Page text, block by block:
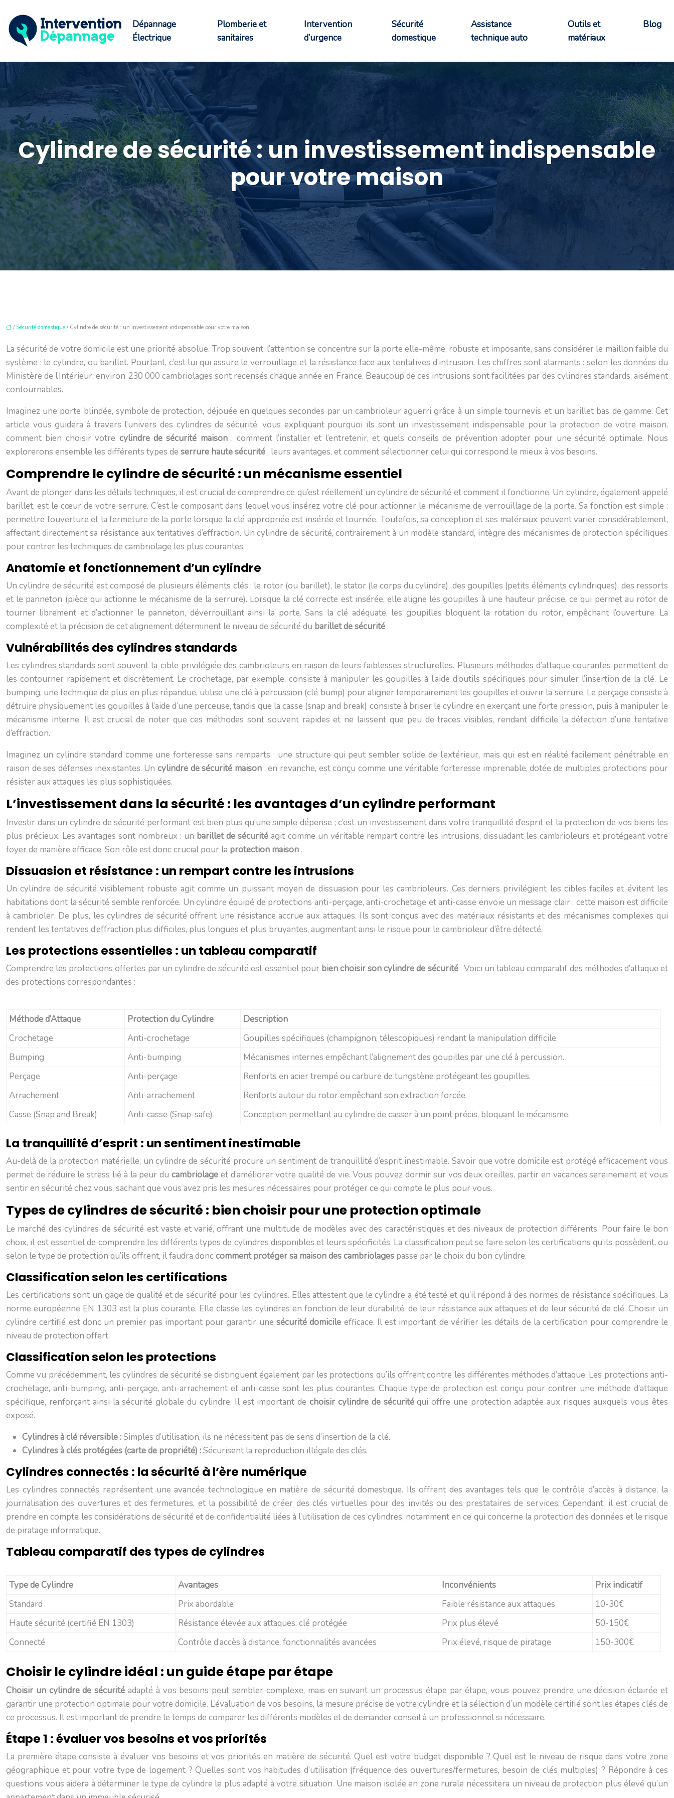
Dépannage
Électrique
Plomberie et
sanitaires
Intervention
d’urgence
Sécurité
domestique
Assistance
technique auto
Outils et
matériaux
Blog
Cylindre de sécurité : un investissement indispensable
pour votre maison
/ Sécurité domestique / Cylindre de sécurité : un investissement indispensable pour votre maison
La sécurité de votre domicile est une priorité absolue. Trop souvent, l’attention se concentre sur la porte elle-même, robuste et imposante, sans considérer le maillon faible du
système : le cylindre, ou barillet. Pourtant, c’est lui qui assure le verrouillage et la résistance face aux tentatives d’intrusion. Les chiffres sont alarmants : selon les données du
Ministère de l’Intérieur, environ 230 000 cambriolages sont recensés chaque année en France. Beaucoup de ces intrusions sont facilitées par des cylindres standards, aisément
contournables.
Imaginez une porte blindée, symbole de protection, déjouée en quelques secondes par un cambrioleur aguerri grâce à un simple tournevis et un barillet bas de gamme. Cet
article vous guidera à travers l’univers des cylindres de sécurité, vous expliquant pourquoi ils sont un investissement indispensable pour la protection de votre maison,
comment bien choisir votre cylindre de sécurité maison , comment l’installer et l’entretenir, et quels conseils de prévention adopter pour une sécurité optimale. Nous
explorerons ensemble les différents types de serrure haute sécurité , leurs avantages, et comment sélectionner celui qui correspond le mieux à vos besoins.
Comprendre le cylindre de sécurité : un mécanisme essentiel
Avant de plonger dans les détails techniques, il est crucial de comprendre ce qu’est réellement un cylindre de sécurité et comment il fonctionne. Un cylindre, également appelé
barillet, est le cœur de votre serrure. C’est le composant dans lequel vous insérez votre clé pour actionner le mécanisme de verrouillage de la porte. Sa fonction est simple :
permettre l’ouverture et la fermeture de la porte lorsque la clé appropriée est insérée et tournée. Toutefois, sa conception et ses matériaux peuvent varier considérablement,
affectant directement sa résistance aux tentatives d’effraction. Un cylindre de sécurité, contrairement à un modèle standard, intègre des mécanismes de protection spécifiques
pour contrer les techniques de cambriolage les plus courantes.
Anatomie et fonctionnement d’un cylindre
Un cylindre de sécurité est composé de plusieurs éléments clés : le rotor (ou barillet), le stator (le corps du cylindre), des goupilles (petits éléments cylindriques), des ressorts
et le panneton (pièce qui actionne le mécanisme de la serrure). Lorsque la clé correcte est insérée, elle aligne les goupilles à une hauteur précise, ce qui permet au rotor de
tourner librement et d’actionner le panneton, déverrouillant ainsi la porte. Sans la clé adéquate, les goupilles bloquent la rotation du rotor, empêchant l’ouverture. La
complexité et la précision de cet alignement déterminent le niveau de sécurité du barillet de sécurité .
Vulnérabilités des cylindres standards
Les cylindres standards sont souvent la cible privilégiée des cambrioleurs en raison de leurs faiblesses structurelles. Plusieurs méthodes d’attaque courantes permettent de
les contourner rapidement et discrètement. Le crochetage, par exemple, consiste à manipuler les goupilles à l’aide d’outils spécifiques pour simuler l’insertion de la clé. Le
bumping, une technique de plus en plus répandue, utilise une clé à percussion (clé bump) pour aligner temporairement les goupilles et ouvrir la serrure. Le perçage consiste à
détruire physiquement les goupilles à l’aide d’une perceuse, tandis que la casse (snap and break) consiste à briser le cylindre en exerçant une forte pression, puis à manipuler le
mécanisme interne. Il est crucial de noter que ces méthodes sont souvent rapides et ne laissent que peu de traces visibles, rendant difficile la détection d’une tentative
d’effraction.
Imaginez un cylindre standard comme une forteresse sans remparts : une structure qui peut sembler solide de l’extérieur, mais qui est en réalité facilement pénétrable en
raison de ses défenses inexistantes. Un cylindre de sécurité maison , en revanche, est conçu comme une véritable forteresse imprenable, dotée de multiples protections pour
résister aux attaques les plus sophistiquées.
L’investissement dans la sécurité : les avantages d’un cylindre performant
Investir dans un cylindre de sécurité performant est bien plus qu’une simple dépense ; c’est un investissement dans votre tranquillité d’esprit et la protection de vos biens les
plus précieux. Les avantages sont nombreux : un barillet de sécuritéagit comme un véritable rempart contre les intrusions, dissuadant les cambrioleurs et protégeant votre
foyer de manière efficace. Son rôle est donc crucial pour la protection maison .
Dissuasion et résistance : un rempart contre les intrusions
Un cylindre de sécurité visiblement robuste agit comme un puissant moyen de dissuasion pour les cambrioleurs. Ces derniers privilégient les cibles faciles et évitent les
habitations dont la sécurité semble renforcée. Un cylindre équipé de protections anti-perçage, anti-crochetage et anti-casse envoie un message clair : cette maison est difficile
à cambrioler. De plus, les cylindres de sécurité offrent une résistance accrue aux attaques. Ils sont conçus avec des matériaux résistants et des mécanismes complexes qui
rendent les tentatives d’effraction plus difficiles, plus longues et plus bruyantes, augmentant ainsi le risque pour le cambrioleur d’être détecté.
Les protections essentielles : un tableau comparatif
Comprendre les protections offertes par un cylindre de sécurité est essentiel pour bien choisir son cylindre de sécurité . Voici un tableau comparatif des méthodes d’attaque et
des protections correspondantes :
Méthode d’Attaque Protection du Cylindre
Description
Crochetage
Anti-crochetage
Goupilles spécifiques (champignon, télescopiques) rendant la manipulation difficile.
Bumping
Anti-bumping
Mécanismes internes empêchant l’alignement des goupilles par une clé à percussion.
Perçage
Anti-perçage
Renforts en acier trempé ou carbure de tungstène protégeant les goupilles.
Arrachement
Anti-arrachement
Renforts autour du rotor empêchant son extraction forcée.
Casse (Snap and Break)
Anti-casse (Snap-safe) Conception permettant au cylindre de casser à un point précis, bloquant le mécanisme.
La tranquillité d’esprit : un sentiment inestimable
Au-delà de la protection matérielle, un cylindre de sécurité procure un sentiment de tranquillité d’esprit inestimable. Savoir que votre domicile est protégé efficacement vous
permet de réduire le stress lié à la peur du cambriolage et d’améliorer votre qualité de vie. Vous pouvez dormir sur vos deux oreilles, partir en vacances sereinement et vous
sentir en sécurité chez vous, sachant que vous avez pris les mesures nécessaires pour protéger ce qui compte le plus pour vous.
Types de cylindres de sécurité : bien choisir pour une protection optimale
Le marché des cylindres de sécurité est vaste et varié, offrant une multitude de modèles avec des caractéristiques et des niveaux de protection différents. Pour faire le bon
choix, il est essentiel de comprendre les différents types de cylindres disponibles et leurs spécificités. La classification peut se faire selon les certifications qu’ils possèdent, ou
selon le type de protection qu’ils offrent, il faudra donccomment protéger sa maison des cambriolages passe par le choix du bon cylindre.
Classification selon les certifications
Les certifications sont un gage de qualité et de sécurité pour les cylindres. Elles attestent que le cylindre a été testé et qu’il répond à des normes de résistance spécifiques. La
norme européenne EN 1303 est la plus courante. Elle classe les cylindres en fonction de leur durabilité, de leur résistance aux attaques et de leur sécurité de clé. Choisir un
cylindre certifié est donc un premier pas important pour garantir une sécurité domicile efficace. Il est important de vérifier les détails de la certification pour comprendre le
niveau de protection offert.
Classification selon les protections
Comme vu précédemment, les cylindres de sécurité se distinguent également par les protections qu’ils offrent contre les différentes méthodes d’attaque. Les protections anti-
crochetage, anti-bumping, anti-perçage, anti-arrachement et anti-casse sont les plus courantes. Chaque type de protection est conçu pour contrer une méthode d’attaque
spécifique, renforçant ainsi la sécurité globale du cylindre. Il est important dechoisir cylindre de sécuritéqui offre une protection adaptée aux risques auxquels vous êtes
exposé.
Cylindres à clé réversible :Simples d’utilisation, ils ne nécessitent pas de sens d’insertion de la clé.
Cylindres à clés protégées (carte de propriété) :Sécurisent la reproduction illégale des clés.
Cylindres connectés : la sécurité à l’ère numérique
Les cylindres connectés représentent une avancée technologique en matière de sécurité domestique. Ils offrent des avantages tels que le contrôle d’accès à distance, la
journalisation des ouvertures et des fermetures, et la possibilité de créer des clés virtuelles pour des invités ou des prestataires de services. Cependant, il est crucial de
prendre en compte les considérations de sécurité et de confidentialité liées à l’utilisation de ces cylindres, notamment en ce qui concerne la protection des données et le risque
de piratage informatique.
Tableau comparatif des types de cylindres
Type de Cylindre Avantages Inconvénients
Prix indicatif
Standard
Prix abordable Faible résistance aux attaques
10-30€
Haute sécurité (certifié EN 1303)
Résistance élevée aux attaques, clé protégée Prix plus élevé
50-150€
Connecté
Contrôle d’accès à distance, fonctionnalités avancées Prix élevé, risque de piratage 150-300€
Choisir le cylindre idéal : un guide étape par étape
Choisir un cylindre de sécuritéadapté à vos besoins peut sembler complexe, mais en suivant un processus étape par étape, vous pouvez prendre une décision éclairée et
garantir une protection optimale pour votre domicile. L’évaluation de vos besoins, la mesure précise de votre cylindre et la sélection d’un modèle certifié sont les étapes clés de
ce processus. Il est important de prendre le temps de comparer les différents modèles et de demander conseil à un professionnel si nécessaire.
Étape 1 : évaluer vos besoins et vos priorités
La première étape consiste à évaluer vos besoins et vos priorités en matière de sécurité. Quel est votre budget disponible ? Quel est le niveau de risque dans votre zone
géographique et pour votre type de logement ? Quelles sont vos habitudes d’utilisation (fréquence des ouvertures/fermetures, besoin de clés multiples) ? Répondre à ces
questions vous aidera à déterminer le type de cylindre le plus adapté à votre situation. Une maison isolée en zone rurale nécessitera un niveau de protection plus élevé qu’un